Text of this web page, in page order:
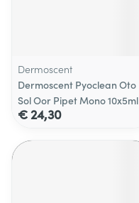
Dermoscent
Dermoscent Pyoclean Oto
Sol Oor Pipet Mono 10x5ml
€ 24,30